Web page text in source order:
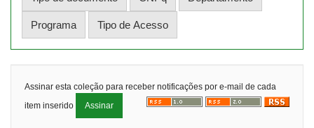
Assinar esta coleção para receber notificações por e-mail de cada
item inserido